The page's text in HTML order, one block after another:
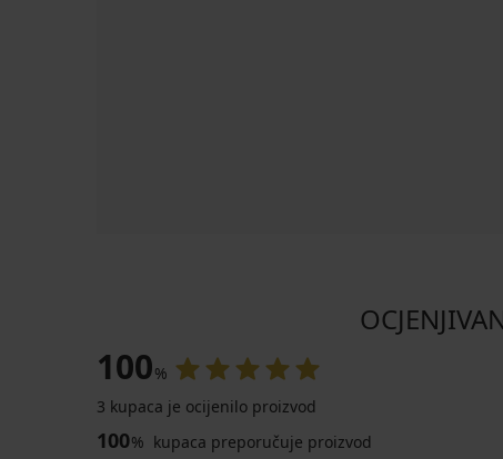
100%
3 kupaca je ocijenilo proizvod
100% kupaca preporučuje proizvod